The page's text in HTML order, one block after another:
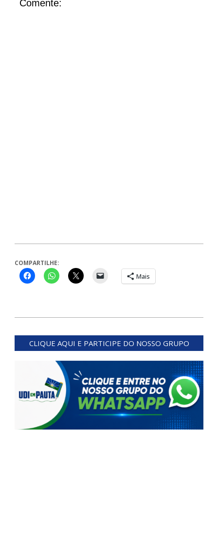
Comente:
COMPARTILHE:
Mais
02-
CLIQUE AQUI E PARTICIPE DO NOSSO GRUPO